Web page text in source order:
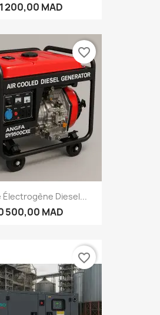
200,00 MAD
Électrogène Diesel...
500,00 MAD
favorite_border
favorite_border